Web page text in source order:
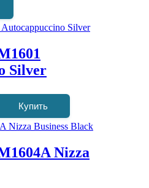
Silver
Купить
Nizza